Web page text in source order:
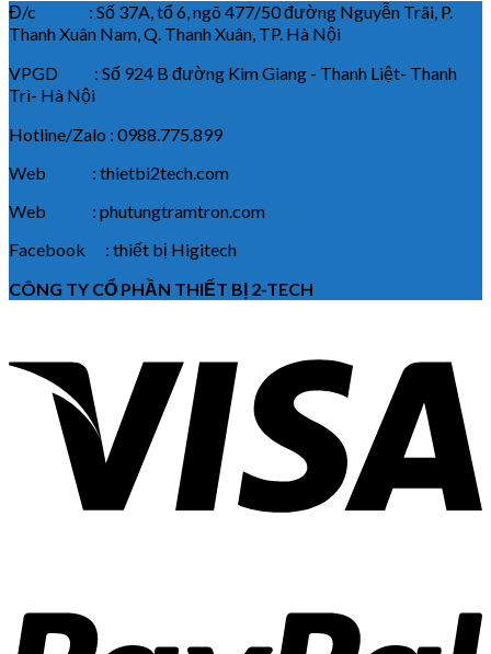
Đ/c : Số 37A, tổ 6, ngõ 477/50 đường Nguyễn Trãi, P.
Thanh Xuân Nam, Q. Thanh Xuân, TP. Hà Nội
VPGD : Số 924 B đường Kim Giang - Thanh Liệt- Thanh
Trì- Hà Nội
Hotline/Zalo : 0988.775.899
Web : thietbi2tech.com
Web : phutungtramtron.com
Facebook : thiết bị Higitech
CÔNG TY CỔ PHẦN THIẾT BỊ 2-TECH